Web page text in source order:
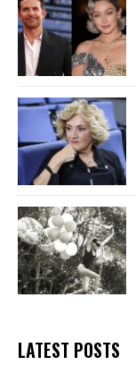
LATEST POSTS